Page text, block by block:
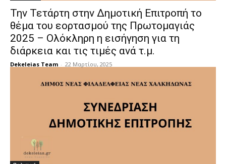
Την Τετάρτη στην Δημοτική Επιτροπή το
θέμα του εορτασμού της Πρωτομαγιάς
2025 – Ολόκληρη η εισήγηση για τη
διάρκεια και τις τιμές ανά τ.μ.
Dekeleias Team - 22 Μαρτίου, 2025